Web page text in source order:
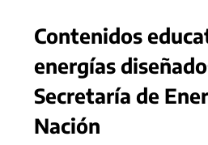
Contenidos
energías
Secretaría de
Nación